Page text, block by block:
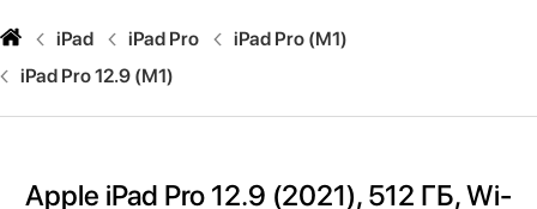
iPad iPad Pro
iPad Pro (M1)
iPad Pro 12.9 (М1)
Apple iPad Pro 12.9 (2021), 512 ГБ, Wi-